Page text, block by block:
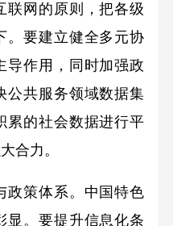
联网的原则，把各级
。要建立健全多元协
导作用，同时加强政
公共服务领域数据集
累的社会数据进行平
合力。
策体系。中国特色
显。要提升信息化条